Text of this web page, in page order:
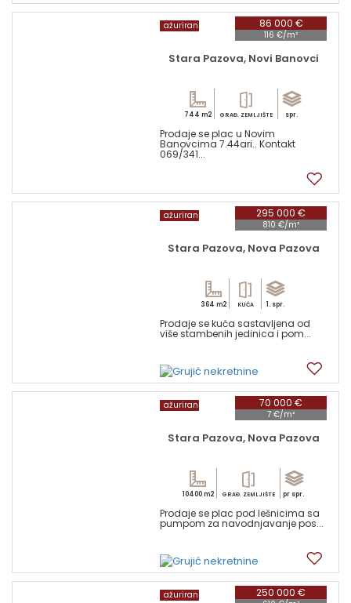
86 000 €
116 €/m²
ažuriran
Stara Pazova, Novi Banovci
744 m2 GRAĐ. ZEMLJIŠTE spr.
Prodaje se plac u Novim
Banovcima 7.44ari.. Kontakt
069/341...
295 000 €
810 €/m²
ažuriran
Stara Pazova, Nova Pazova
364 m2 KUĆA 1. spr.
Prodaje se kuća sastavljena od
više stambenih jedinica i pom...
70 000 €
7 €/m²
ažuriran
Stara Pazova, Nova Pazova
10400 m2 GRAĐ. ZEMLJIŠTE pr spr.
Prodaje se plac pod lešnicima sa
pumpom za navodnjavanje pos...
250 000 €
ažuriran